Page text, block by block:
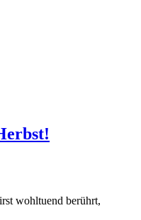
wohltuend berührt,